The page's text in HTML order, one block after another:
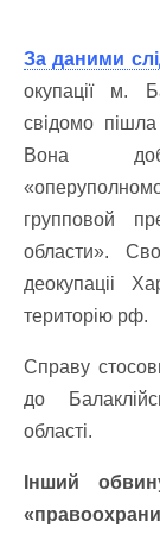
За даними
окупації м.
свідомо
Вона
групповой
области».
деокупаціі
територію рф.
Справу
до
області.
Інший